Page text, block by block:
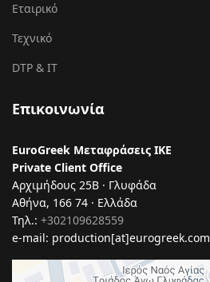
Εταιρικό
Τεχνικό
DTP & IT
Επικοινωνία
EuroGreek Μεταφράσεις ΙΚΕ
Private Client Office
Αρχιμήδους 25Β · Γλυφάδα
Αθήνα, 166 74 · Ελλάδα
Τηλ.: +302109628559
e-mail: production[at]eurogreek.com